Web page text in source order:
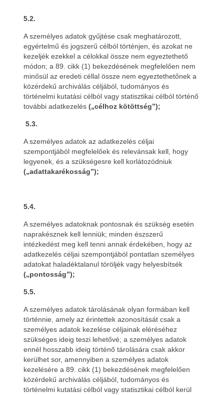
5.2.
A személyes adatok gyűjtése csak meghatározott,
egyértelmű és jogszerű célból történjen, és azokat ne
kezeljék ezekkel a célokkal össze nem egyeztethető
módon; a 89. cikk (1) bekezdésének megfelelően nem
minősül az eredeti céllal össze nem egyeztethetőnek a
közérdekű archiválás céljából, tudományos és
történelmi kutatási célból vagy statisztikai célból történő
további adatkezelés („célhoz kötöttség”);
5.3.
A személyes adatok az adatkezelés céljai
szempontjából megfelelőek és relevánsak kell, hogy
legyenek, és a szükségesre kell korlátozódniuk
(„adattakarékosság”);
5.4.
A személyes adatoknak pontosnak és szükség esetén
naprakésznek kell lenniük; minden észszerű
intézkedést meg kell tenni annak érdekében, hogy az
adatkezelés céljai szempontjából pontatlan személyes
adatokat haladéktalanul töröljék vagy helyesbítsék
(„pontosság”);
5.5.
A személyes adatok tárolásának olyan formában kell
történnie, amely az érintettek azonosítását csak a
személyes adatok kezelése céljainak eléréséhez
szükséges ideig teszi lehetővé; a személyes adatok
ennél hosszabb ideig történő tárolására csak akkor
kerülhet sor, amennyiben a személyes adatok
kezelésére a 89. cikk (1) bekezdésének megfelelően
közérdekű archiválás céljából, tudományos és
történelmi kutatási célból vagy statisztikai célból kerül